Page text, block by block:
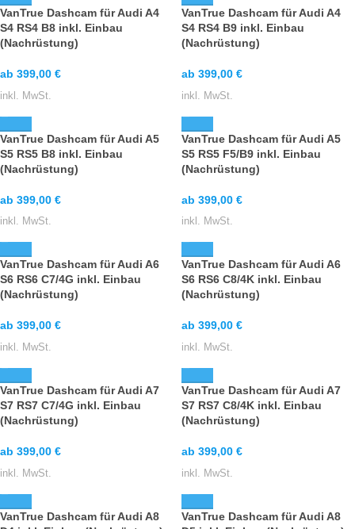
VanTrue Dashcam für Audi A4
S4 RS4 B8 inkl. Einbau
(Nachrüstung)
ab 399,00 €
inkl. MwSt.
VanTrue Dashcam für Audi A4
S4 RS4 B9 inkl. Einbau
(Nachrüstung)
ab 399,00 €
inkl. MwSt.
VanTrue Dashcam für Audi A5
S5 RS5 B8 inkl. Einbau
(Nachrüstung)
ab 399,00 €
inkl. MwSt.
VanTrue Dashcam für Audi A5
S5 RS5 F5/B9 inkl. Einbau
(Nachrüstung)
ab 399,00 €
inkl. MwSt.
VanTrue Dashcam für Audi A6
S6 RS6 C7/4G inkl. Einbau
(Nachrüstung)
ab 399,00 €
inkl. MwSt.
VanTrue Dashcam für Audi A6
S6 RS6 C8/4K inkl. Einbau
(Nachrüstung)
ab 399,00 €
inkl. MwSt.
VanTrue Dashcam für Audi A7
S7 RS7 C7/4G inkl. Einbau
(Nachrüstung)
ab 399,00 €
inkl. MwSt.
VanTrue Dashcam für Audi A7
S7 RS7 C8/4K inkl. Einbau
(Nachrüstung)
ab 399,00 €
inkl. MwSt.
VanTrue Dashcam für Audi A8
VanTrue Dashcam für Audi A8